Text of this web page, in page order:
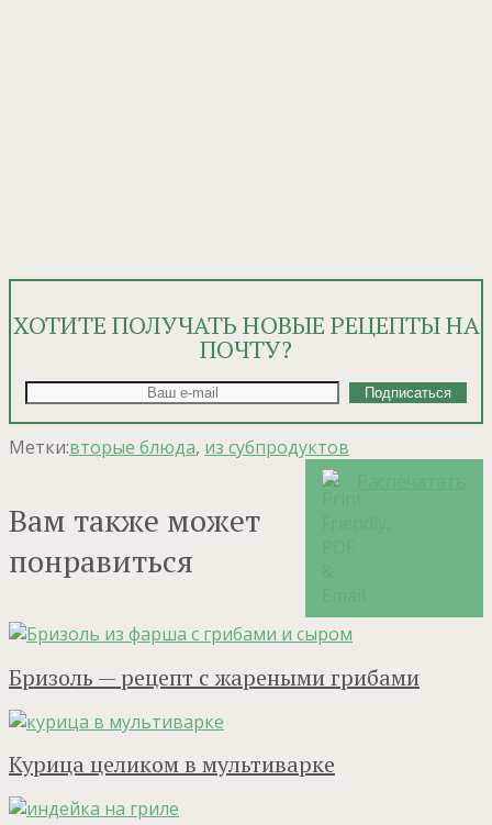
ХОТИТЕ ПОЛУЧАТЬ НОВЫЕ РЕЦЕПТЫ НА
ПОЧТУ?
Метки:вторые блюда, из субпродуктов
Вам также может
понравиться
Бризоль — рецепт с жареными грибами
Курица целиком в мультиварке